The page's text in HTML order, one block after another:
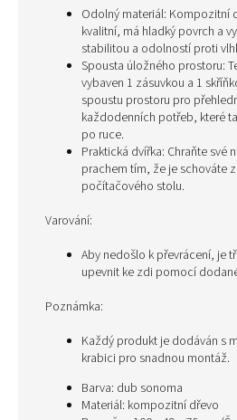
Odolný materiál: Kompozitní
kvalitní, má hladký povrch a
stabilitou a odolností proti
Spousta úložného prostoru:
vybaven 1 zásuvkou a 1
spoustu prostoru pro
každodenních potřeb, které
po ruce.
Praktická dvířka: Chraňte své
prachem tím, že je schováte
počítačového stolu.
Varování:
Aby nedošlo k převrácení, je
upevnit ke zdi pomocí
Poznámka:
Každý produkt je dodáván s
krabici pro snadnou montáž.
Barva: dub sonoma
Materiál: kompozitní dřevo